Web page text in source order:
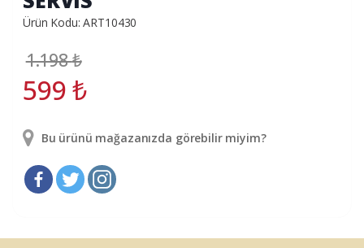
Ürün Kodu: ART10430
1.198₺
599₺
Bu ürünü mağazanızda görebilir miyim?